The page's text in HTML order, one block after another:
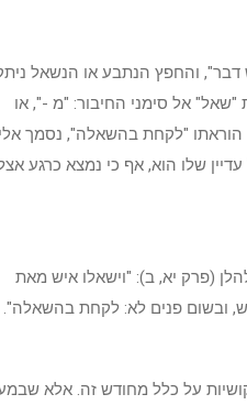
והחפץ הנתבע או הנשאל
"שאל" אל סימני החיבור: "מ -", או
הוראתו "לקחת בהשאלה", נסמך
שלו הוא, אף כי נמצא כרגע
(פרק יא, ב): "וישאלו איש מאת
ובשום פנים לא: לקחת בהשאלה".
על כלל מחודש זה. אלא